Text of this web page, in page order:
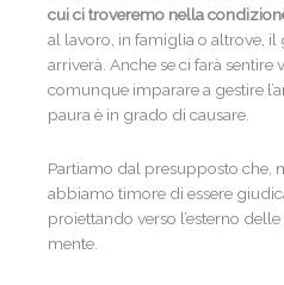
cui ci troveremo nella
al lavoro, in famiglia o altrove,
arriverà. Anche se ci farà
comunque imparare a gestire
paura è in grado di causare.
Partiamo dal presupposto che,
abbiamo timore di essere
proiettando verso l’esterno
mente.